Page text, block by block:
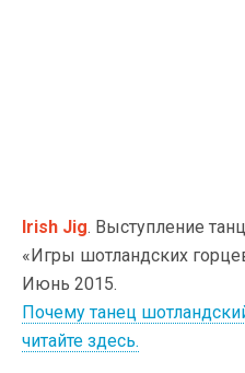
Irish Jig. Выступление
«Игры шотландских
Июнь 2015.
Почему танец
читайте здесь.